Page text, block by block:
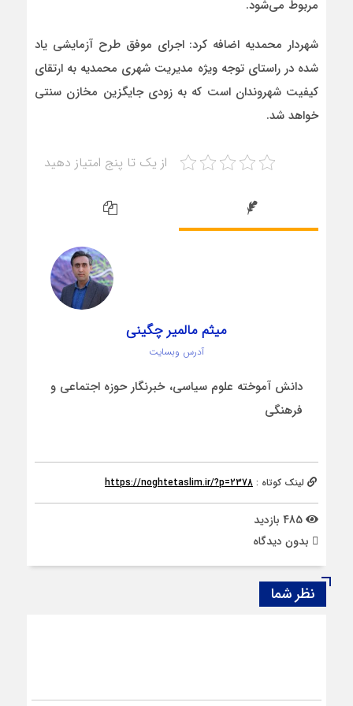
مربوط می‌شود.
شهردار محمدیه اضافه کرد: اجرای موفق طرح آزمایشی یاد
شده در راستای توجه ویژه مدیریت شهری محمدیه به ارتقای
کیفیت شهروندان است که به زودی جایگزین مخازن سنتی
خواهد شد.
از یک تا پنج امتیاز دهید
میثم مالمیر چگینی
آدرس وبسایت
دانش آموخته علوم سیاسی، خبرنگار حوزه اجتماعی و
فرهنگی
لینک کوتاه : https://noghtetaslim.ir/?p=2378
بدون دیدگاه
نظر شما